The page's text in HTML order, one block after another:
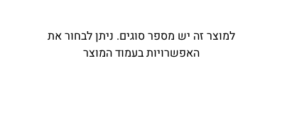
למוצר זה יש מספר סוגים. ניתן לבחור את
האפשרויות בעמוד המוצר